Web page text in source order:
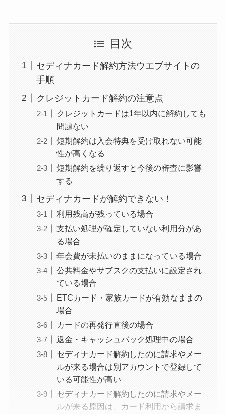
ミュゼプラチナムの
約期間が過ぎた場合
レミノの解約方法ま
とめ！最短手続きや
詳しく解説！
ユンス美容液の解約
らない時の裏ワザ
なにわサプリ
なぜ解約できない？
電話以外に手続きす
め！電話が繋がらな
い時の裏ワザ
ニーを電話から解約
する方法を完全攻略
目次
セディナカード解約方法ウエブサイトの
手順
クレジットカード解約の注意点
クレジットカードは1年以内に解約しても
問題ない
短期解約は入会特典を受け取れない可能
性が高くなる
短期解約を繰り返すと今後の審査に影響
する
セディナカードが解約できない！
利用残高が残っている場合
支払い処理が確定していない利用分があ
る場合
年会費が未払いのままになっている場合
公共料金やサブスクの支払いに設定され
ている場合
ETCカード・家族カードが有効なままの
場合
カードの再発行直後の場合
返金・キャッシュバック処理中の場合
セディナカード解約したのに請求やメー
ルが来る場合は別アカウントで登録して
いる可能性が高い
セディナカード解約したのに請求やメー
ルが来る原因は、カード利用から請求ま